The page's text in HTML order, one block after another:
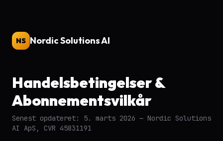
NS Nordic Solutions AI
Handelsbetingelser &
Abonnementsvilkår
Senest opdateret: 5. marts 2026 — Nordic Solutions
AI ApS, CVR 45831191